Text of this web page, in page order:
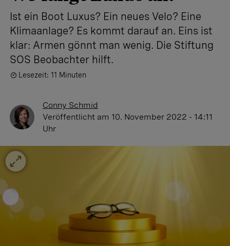
Ist ein Boot Luxus? Ein neues Velo? Eine
Klima­anlage? Es kommt darauf an. Eins ist
klar: Armen gönnt man wenig. Die Stiftung
SOS Beobachter hilft.
Lesezeit: 11 Minuten
Conny Schmid
Veröffentlicht am 10. November 2022 - 14:11
Uhr